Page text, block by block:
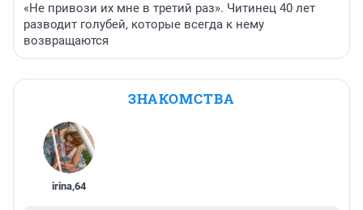
«Не привози их мне в третий раз». Читинец 40 лет
разводит голубей, которые всегда к нему
возвращаются
ЗНАКОМСТВА
irina,64